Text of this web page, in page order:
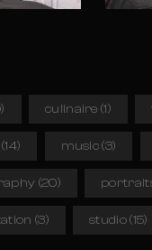
culinaire (1)
(14) music(3)
(20)
(3) studio(15)